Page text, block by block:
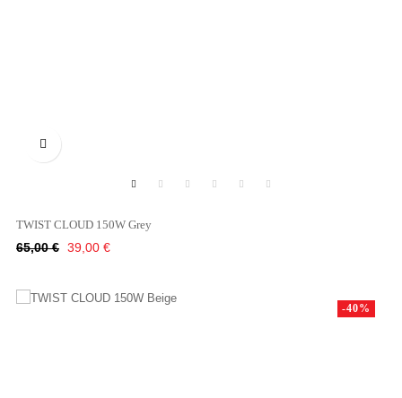

TWIST CLOUD 150W Grey
Κανονική
65,00 € Τιμή
39,00 €
-40%